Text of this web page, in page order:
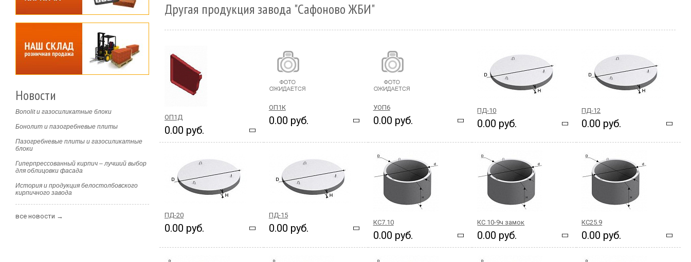
Другая продукция завода "Сафоново ЖБИ"
ОП1Д
0.00 руб.
ОП1К
0.00 руб.
УОП6
0.00 руб.
ПД-10
0.00 руб.
ПД-12
0.00 руб.
ПД-20
0.00 руб.
ПД-15
0.00 руб. КС7.10
0.00 руб.
КС 10-9ч замок
0.00 руб.
КС25.9
0.00 руб.
Новости
Bonolit и газосиликатные блоки
Бонолит и пазогребневые плиты
Пазогребневые плиты и газосиликатные
блоки
Гиперпрессованный кирпич – лучший выбор
для облицовки фасада
История и продукция белостолбовского
кирпичного завода
все новости →